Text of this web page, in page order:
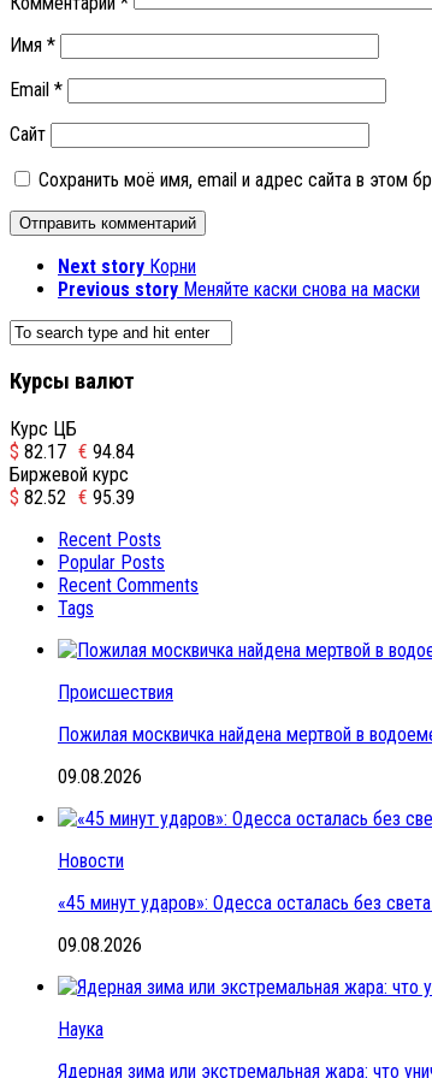
Имя *
Email *
Сайт
Сохранить моё имя, email и адрес сайта в этом
Next story Корни
Previous story Меняйте каски снова на маски
Курсы валют
Курс ЦБ
$ 82.17 € 94.84
Биржевой курс
$ 82.52 € 95.39
Recent Posts
Popular Posts
Recent Comments
Tags
Происшествия
Пожилая москвичка найдена мертвой в
09.08.2026
Новости
«45 минут ударов»: Одесса осталась без
09.08.2026
Наука
Ядерная зима или экстремальная жара: что